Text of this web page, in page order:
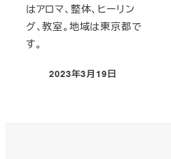
はアロマ、整体、ヒーリン
グ、教室。地域は東京都で
す。
投稿日
2023年3月19日